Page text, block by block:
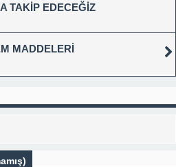
TAKİP EDECEĞİZ
MADDELERİ